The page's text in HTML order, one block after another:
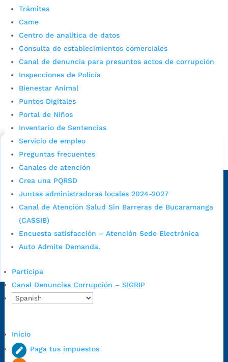
Trámites
Came
Centro de analítica de datos
Consulta de establecimientos comerciales
Canal de denuncia para presuntos actos de corrupción
Inspecciones de Policía
Bienestar Animal
Puntos Digitales
Portal de Niños
Inventario de Sentencias
Servicio de empleo
Preguntas frecuentes
Canales de atención
Crea una PQRSD
Juntas administradoras locales 2024-2027
Canal de Atención Salud Sin Barreras de Bucaramanga
(CASSIB)
Encuesta satisfacción – Atención Sede Electrónica
Auto Admite Demanda.
Participa
Canal Denuncias Corrupción – SIGRIP
Inicio
Paga tus impuestos
Cupos Escolares Bucaramanga 2022
Consulta aqui los pasos para inscribirse y solicitar un
Alcaldía de Bucaramanga
Dirección Fase I:
Calle 35 # 10-43, Bucaramanga, Santander,
Código Postal:
680006. Código Dane: 68001.